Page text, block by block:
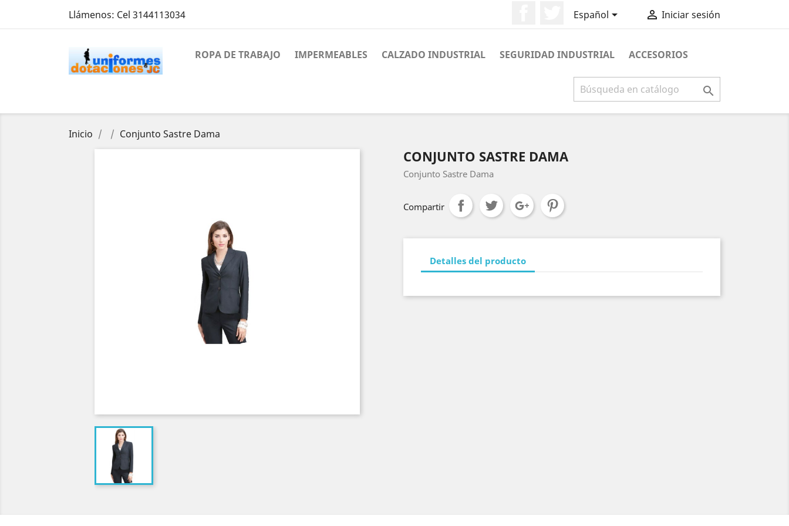
Llámenos: Cel 3144113034 Español  Iniciar sesión
ROPA DE TRABAJO IMPERMEABLES CALZADO INDUSTRIAL SEGURIDAD INDUSTRIAL ACCESORIOS

Inicio Conjunto Sastre Dama
CONJUNTO SASTRE DAMA
Conjunto Sastre Dama
Compartir
Detalles del producto